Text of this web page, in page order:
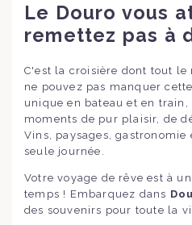
Le Douro vous
remettez pas à
C'est la croisière dont tout le
ne pouvez pas manquer
unique en bateau et en train,
moments de pur plaisir, de
Vins, paysages,
seule journée.
Votre voyage de rêve est à
temps ! Embarquez dans
des souvenirs pour toute la